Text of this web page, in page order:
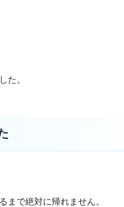
た。
まで絶対に帰れません。